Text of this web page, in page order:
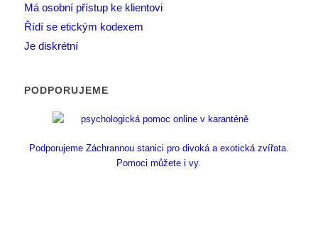
Má osobní přístup ke klientovi
Řídí se etickým kodexem
Je diskrétní
PODPORUJEME
Podporujeme Záchrannou stanici pro divoká a exotická zvířata.
Pomoci můžete i vy.